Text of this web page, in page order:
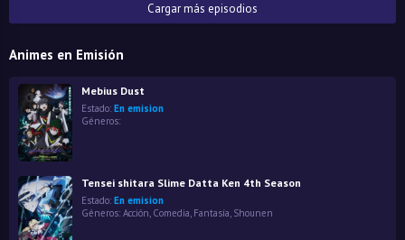
Cargar más episodios
Animes en Emisión
Mebius Dust
Estado: En emision
Géneros:
Tensei shitara Slime Datta Ken 4th Season
Estado: En emision
Géneros: Acción Comedia Fantasía Shounen